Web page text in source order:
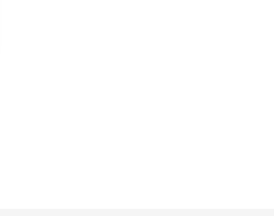
самостоятельного и группового чтения
Завета. 2 Коринфянам
основе 5 оценок